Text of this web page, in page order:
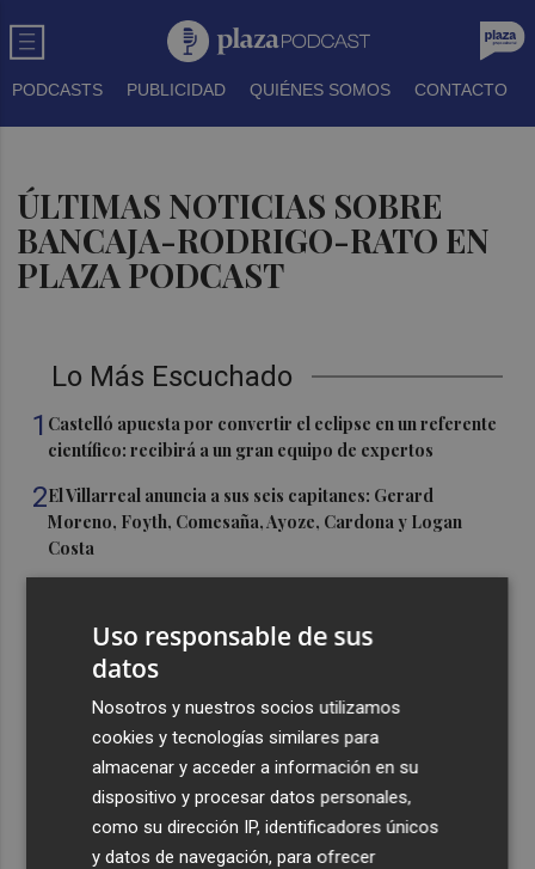
PODCASTS PUBLICIDAD QUIÉNES SOMOS CONTACTO
ÚLTIMAS NOTICIAS SOBRE
BANCAJA-RODRIGO-RATO EN
PLAZA PODCAST
Lo Más Escuchado
1 Castelló apuesta por convertir el eclipse en un referente
científico: recibirá a un gran equipo de expertos
2El Villarreal anuncia a sus seis capitanes: Gerard
Moreno, Foyth, Comesaña, Ayoze, Cardona y Logan
Costa
San Javier da viabilidad al nuevo contrato del transporte
324 habitaciones
Estos son los estrenos que abren la cartelera en agosto:
de la comedia 'El último mono' a una nueva entrega de
'La Patrulla Canina'
Uso responsable de sus
datos
Nosotros y nuestros socios utilizamos
cookies y tecnologías similares para
almacenar y acceder a información en su
dispositivo y procesar datos personales,
como su dirección IP, identificadores únicos
y datos de navegación, para ofrecer